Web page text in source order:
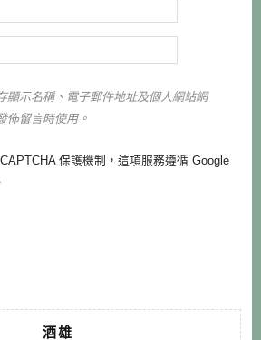
顯示名稱、電子郵件地址及個人網站網
佈留言時使用。
保護機制，這項服務遵循 Google
酒雄